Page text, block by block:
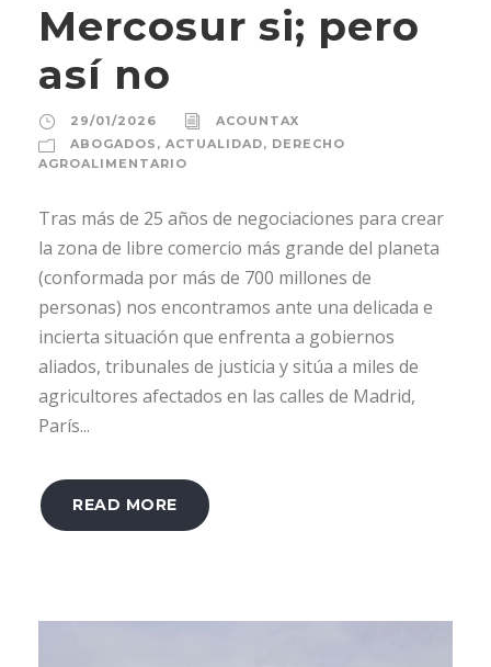
Mercosur si; pero
así no
29/01/2026
ACOUNTAX
ABOGADOS , ACTUALIDAD, DERECHO
AGROALIMENTARIO
Tras más de 25 años de negociaciones para crear
la zona de libre comercio más grande del planeta
(conformada por más de 700 millones de
personas) nos encontramos ante una delicada e
incierta situación que enfrenta a gobiernos
aliados, tribunales de justicia y sitúa a miles de
agricultores afectados en las calles de Madrid,
París...
READ MORE